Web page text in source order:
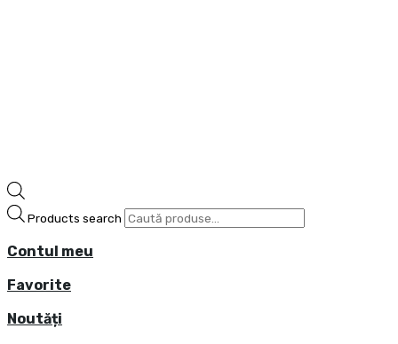
Products search
Contul meu
Favorite
Noutăți